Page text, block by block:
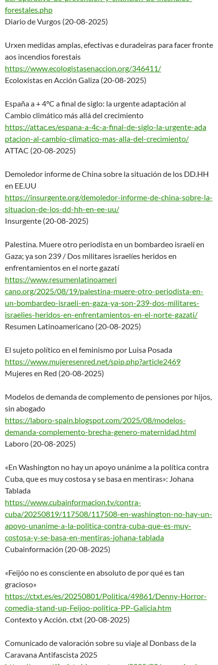
forestales.php
Diario de Vurgos (20-08-2025)
Urxen medidas amplas, efectivas e duradeiras para facer fronte
aos incendios forestais
https://www.ecologistasenaccion.org/346411/
Ecoloxistas en Acción Galiza (20-08-2025)
España a + 4°C a final de siglo: la urgente adaptación al
Cambio climático más allá del crecimiento
https://attac.es/espana-a-4c-a-final-de-siglo-la-urgente-ada
ptacion-al-cambio-climatico-mas-alla-del-crecimiento/
ATTAC (20-08-2025)
Demoledor informe de China sobre la situación de los DD.HH
en EE.UU
https://insurgente.org/demoledor-informe-de-china-sobre-la-
situacion-de-los-dd-hh-en-ee-uu/
Insurgente (20-08-2025)
Palestina. Muere otro periodista en un bombardeo israelí en
Gaza; ya son 239 / Dos militares israelíes heridos en
enfrentamientos en el norte gazatí
https://www.resumenlatinoameri
cano.org/2025/08/19/palestina-muere-otro-periodista-en-
un-bombardeo-israeli-en-gaza-ya-son-239-dos-militares-
israelies-heridos-en-enfrentamientos-en-el-norte-gazati/
Resumen Latinoamericano (20-08-2025)
El sujeto político en el feminismo por Luisa Posada
https://www.mujeresenred.net/spip.php?article2469
Mujeres en Red (20-08-2025)
Modelos de demanda de complemento de pensiones por hijos,
sin abogado
https://laboro-spain.blogspot.com/2025/08/modelos-
demanda-complemento-brecha-genero-maternidad.html
Laboro (20-08-2025)
«En Washington no hay un apoyo unánime a la política contra
Cuba, que es muy costosa y se basa en mentiras»: Johana
Tablada
https://www.cubainformacion.tv/contra-
cuba/20250819/117508/117508-en-washington-no-hay-un-
apoyo-unanime-a-la-politica-contra-cuba-que-es-muy-
costosa-y-se-basa-en-mentiras-johana-tablada
Cubainformación (20-08-2025)
«Feijóo no es consciente en absoluto de por qué es tan
gracioso»
https://ctxt.es/es/20250801/Politica/49861/Denny-Horror-
comedia-stand-up-Feijoo-politica-PP-Galicia.htm
Contexto y Acción. ctxt (20-08-2025)
Comunicado de valoración sobre su viaje al Donbass de la
Caravana Antifascista 2025